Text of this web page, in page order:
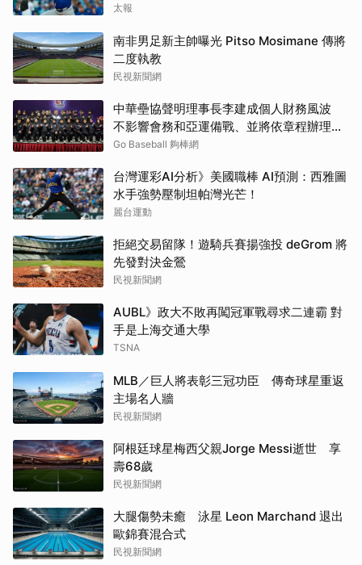
太報
南非男足新主帥曝光 Pitso Mosimane 傳將
二度執教
民視新聞網
中華壘協聲明理事長李建成個人財務風波
不影響會務和亞運備戰、並將依章程辦理改
選
Go Baseball 夠棒網
台灣運彩AI分析》美國職棒 AI預測：西雅圖
水手強勢壓制坦帕灣光芒！
麗台運動
拒絕交易留隊！遊騎兵賽揚強投 deGrom 將
先發對決金鶯
民視新聞網
AUBL》政大不敗再闖冠軍戰尋求二連霸 對
手是上海交通大學
TSNA
MLB／巨人將表彰三冠功臣 傳奇球星重返
主場名人牆
民視新聞網
阿根廷球星梅西父親Jorge Messi逝世 享
壽68歲
民視新聞網
大腿傷勢未癒 泳星 Leon Marchand 退出
歐錦賽混合式
民視新聞網